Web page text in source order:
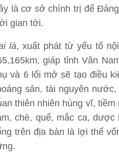
là cơ sở chính trị để
gian tới.
là, xuất phát từ yếu tố
giáp tỉnh Vân
và 6 lối mở sẽ tạo điều
sản, tài nguyên
thiên nhiên hùng vĩ,
chè, quế, mắc ca, dược
trên địa bàn là lợi thế